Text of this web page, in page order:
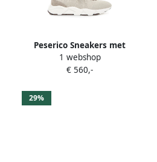
Peserico Sneakers met
vlakken Beige
1 webshop
€ 560,-
29%